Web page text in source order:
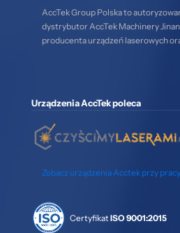
AccTek Group Polska to
dystrybutor AccTek Machinery
producenta urządzeń laserowych
Urządzenia AccTek poleca
Zobacz urządzenia Acctek przy
CertyfikatISO 9001:2015